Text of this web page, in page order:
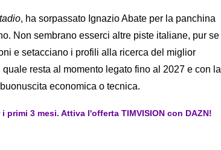
, ha sorpassato Ignazio Abate per la panchina
Non sembrano esserci altre piste italiane, pur se
e setacciano i profili alla ricerca del miglior
resta al momento legato fino al 2027 e con la
economica o tecnica.
primi 3 mesi. Attiva l'offerta TIMVISION con DAZN!